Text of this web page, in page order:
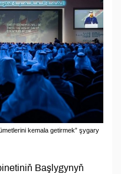
kemala getirmek” şygary
Başlygynyň